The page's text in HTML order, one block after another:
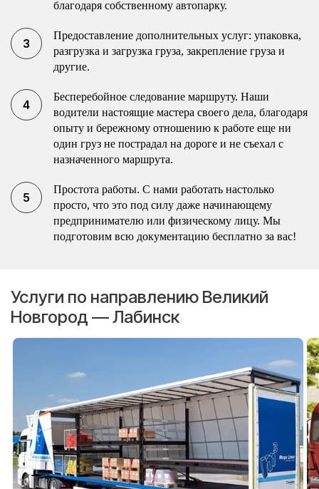
благодаря собственному автопарку.
Предоставление дополнительных услуг: упаковка,
разгрузка и загрузка груза, закрепление груза и
другие.
Бесперебойное следование маршруту. Наши
водители настоящие мастера своего дела, благодаря
опыту и бережному отношению к работе еще ни
один груз не пострадал на дороге и не съехал с
назначенного маршрута.
Простота работы. С нами работать настолько
просто, что это под силу даже начинающему
предпринимателю или физическому лицу. Мы
подготовим всю документацию бесплатно за вас!
Услуги по направлению Великий
Новгород — Лабинск